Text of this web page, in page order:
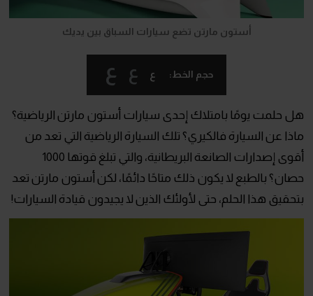
أستون مارتن تضع سيارات السباق بين يديك
حجم الخط: ع ع ع
هل حلمت يومًا بامتلاك إحدى سيارات أستون مارتن الرياضية؟
ماذا عن السيارة فالكيري؟ تلك السيارة الرياضية التي تعد من
أقوى إصدارات الصانعة البريطانية، والتي تبلغ قوتها 1000
حصان؟ بالطبع لا يكون ذلك متاحًا دائمًا، لكن أستون مارتن تعد
بتحقيق هذا الحلم، حتى لأولئك الذين لا يجيدون قيادة السيارات!